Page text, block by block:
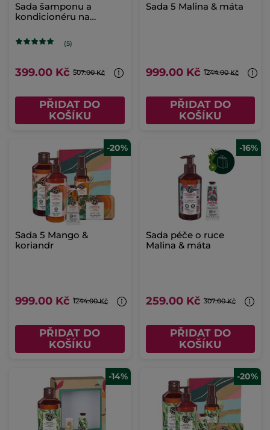
Sada šamponu a
kondicionéru na
(5)
399.00 Kč 507.00 Kč
PŘIDAT DO
KOŠÍKU
Sada 5 Malina & máta
999.00 Kč 1244.00 Kč
PŘIDAT DO
KOŠÍKU
-20%
Sada 5 Mango &
koriandr
999.00 Kč 1244.00 Kč
PŘIDAT DO
KOŠÍKU
-16%
Sada péče o ruce
Malina & máta
259.00 Kč 307.00 Kč
PŘIDAT DO
KOŠÍKU
-14% -20%